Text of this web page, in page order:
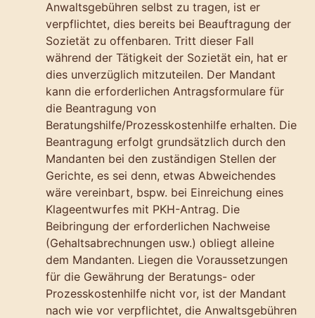
Anwaltsgebühren selbst zu tragen, ist er
verpflichtet, dies bereits bei Beauftragung der
Sozietät zu offenbaren. Tritt dieser Fall
während der Tätigkeit der Sozietät ein, hat er
dies unverzüglich mitzuteilen. Der Mandant
kann die erforderlichen Antragsformulare für
die Beantragung von
Beratungshilfe/Prozesskostenhilfe erhalten. Die
Beantragung erfolgt grundsätzlich durch den
Mandanten bei den zuständigen Stellen der
Gerichte, es sei denn, etwas Abweichendes
wäre vereinbart, bspw. bei Einreichung eines
Klageentwurfes mit PKH-Antrag. Die
Beibringung der erforderlichen Nachweise
(Gehaltsabrechnungen usw.) obliegt alleine
dem Mandanten. Liegen die Voraussetzungen
für die Gewährung der Beratungs- oder
Prozesskostenhilfe nicht vor, ist der Mandant
nach wie vor verpflichtet, die Anwaltsgebühren